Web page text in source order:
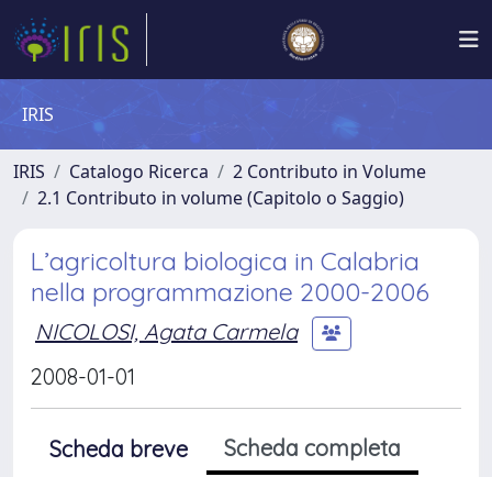
IRIS
IRIS Catalogo Ricerca
2 Contributo in Volume
2.1 Contributo in volume (Capitolo o Saggio)
L’agricoltura biologica in Calabria
nella programmazione 2000-2006
NICOLOSI, Agata Carmela
2008-01-01
Scheda breve
Scheda completa